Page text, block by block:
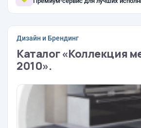
Дизайн и Брендинг
Каталог «Коллекция
2010».